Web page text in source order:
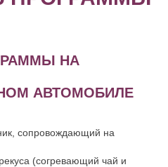
НА
АВТОМОБИЛЕ
сопровождающий на
(согревающий чай и